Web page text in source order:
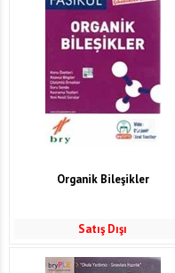
Organik Bileşikler
Satış Dışı